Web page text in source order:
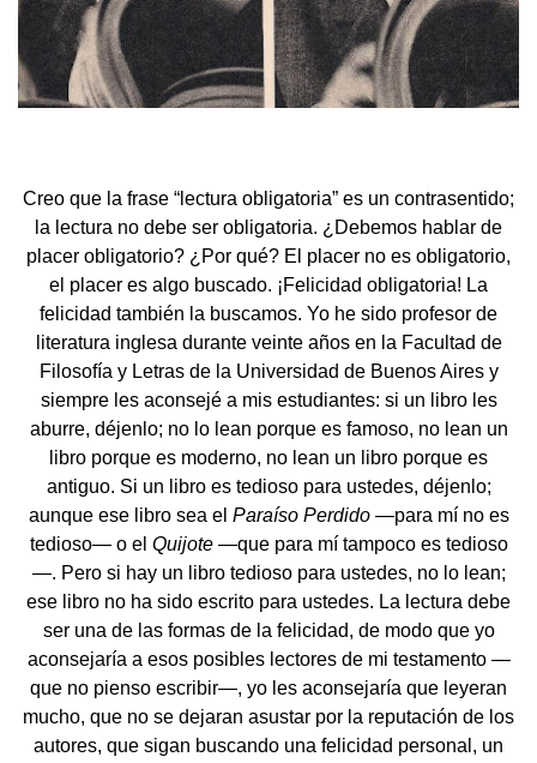
Creo que la frase “lectura obligatoria” es un contrasentido;
la lectura no debe ser obligatoria. ¿Debemos hablar de
placer obligatorio? ¿Por qué? El placer no es obligatorio,
el placer es algo buscado. ¡Felicidad obligatoria! La
felicidad también la buscamos. Yo he sido profesor de
literatura inglesa durante veinte años en la Facultad de
Filosofía y Letras de la Universidad de Buenos Aires y
siempre les aconsejé a mis estudiantes: si un libro les
aburre, déjenlo; no lo lean porque es famoso, no lean un
libro porque es moderno, no lean un libro porque es
antiguo. Si un libro es tedioso para ustedes, déjenlo;
aunque ese libro sea el Paraíso Perdido—para mí no es
tedioso— o el Quijote—que para mí tampoco es tedioso
—. Pero si hay un libro tedioso para ustedes, no lo lean;
ese libro no ha sido escrito para ustedes. La lectura debe
ser una de las formas de la felicidad, de modo que yo
aconsejaría a esos posibles lectores de mi testamento —
que no pienso escribir—, yo les aconsejaría que leyeran
mucho, que no se dejaran asustar por la reputación de los
autores, que sigan buscando una felicidad personal, un